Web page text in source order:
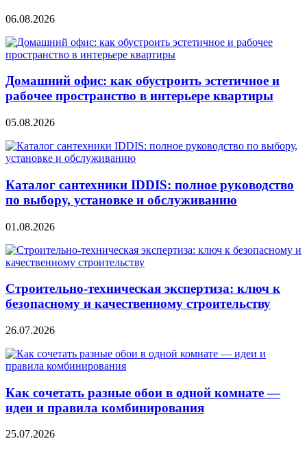
06.08.2026
Домашний офис: как обустроить эстетичное и
рабочее пространство в интерьере квартиры
05.08.2026
Каталог сантехники IDDIS: полное руководство
по выбору, установке и обслуживанию
01.08.2026
Строительно‑техническая экспертиза: ключ к
безопасному и качественному строительству
26.07.2026
Как сочетать разные обои в одной комнате —
идеи и правила комбинирования
25.07.2026